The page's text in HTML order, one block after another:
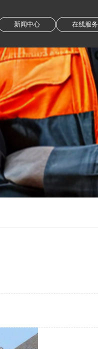
新闻中心 在线服务